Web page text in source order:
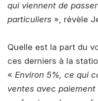
qui viennent de
particuliers », révèle
Quelle est la part du
ces derniers à la
« Environ 5%, ce qui
ventes avec